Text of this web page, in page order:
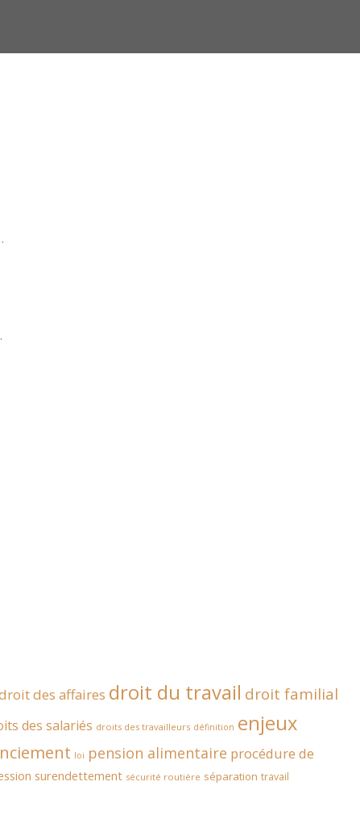
des affaires droit du travail droit familial
des salariés droits des travailleurs définition enjeux
loi pension alimentaire procédure de
surendettement sécurité routière séparation travail